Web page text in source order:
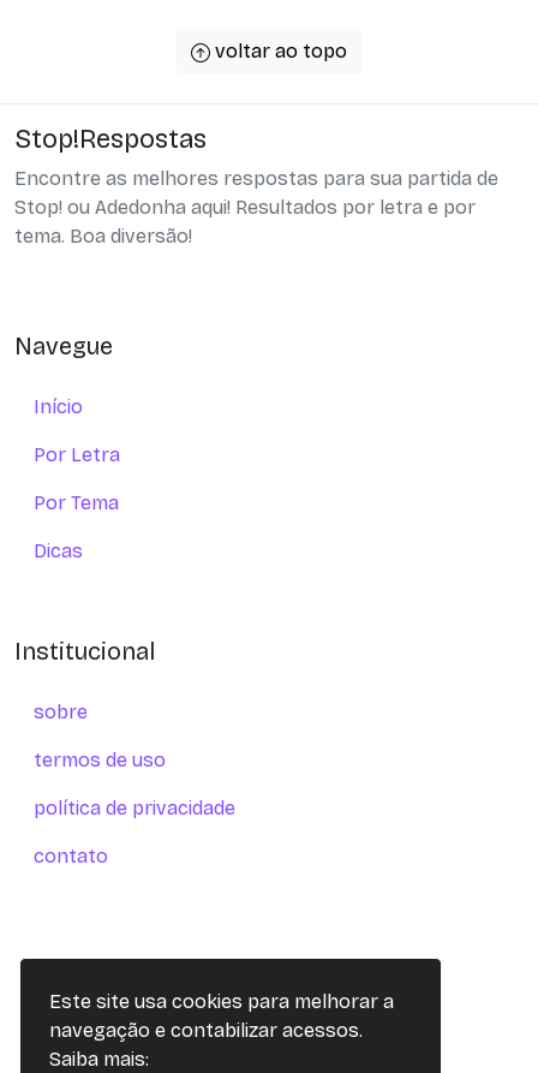
Este site usa cookies para melhorar a
navegação e contabilizar acessos.
Saiba mais:
voltar ao topo
Stop!Respostas
Encontre as melhores respostas para sua partida de
Stop! ou Adedonha aqui! Resultados por letra e por
tema. Boa diversão!
Navegue
Início
Por Letra
Por Tema
Dicas
Institucional
sobre
termos de uso
política de privacidade
contato